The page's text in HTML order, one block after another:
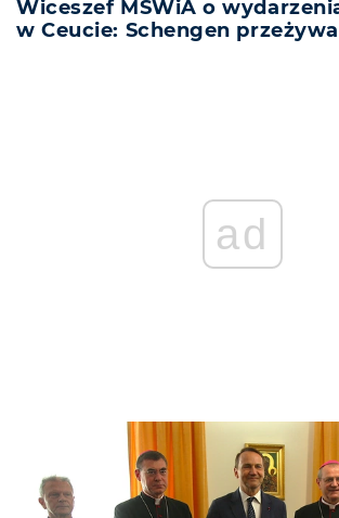
Wiceszef MSWiA o
w Ceucie: Schengen
ad